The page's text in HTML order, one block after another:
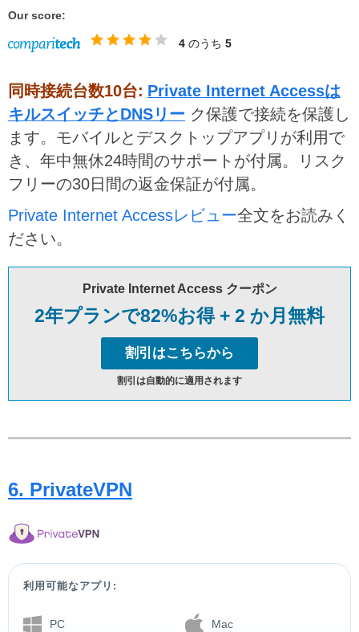
Our score:
4 のうち 5
同時接続台数10台: Private Internet Accessは
キルスイッチとDNSリー ク保護で接続を保護し
ます。モバイルとデスクトップアプリが利用で
き、年中無休24時間のサポートが付属。リスク
フリーの30日間の返金保証が付属。
Private Internet Accessレビュー全文をお読みく
ださい。
Private Internet Access クーポン
2年プランで82%お得 + 2 か月無料
割引はこちらから
割引は自動的に適用されます
6. PrivateVPN
利用可能なアプリ:
PC Mac